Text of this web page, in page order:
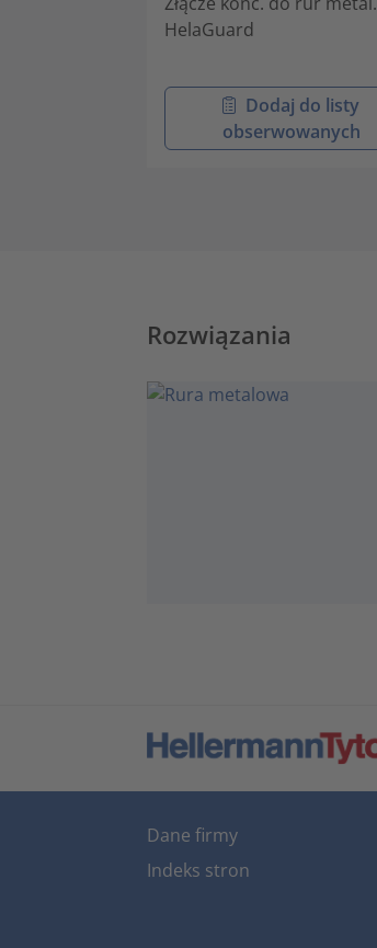
HelaGuard
Dodaj do listy
obserwowanych
Rozwiązania
Dane firmy
Indeks stron